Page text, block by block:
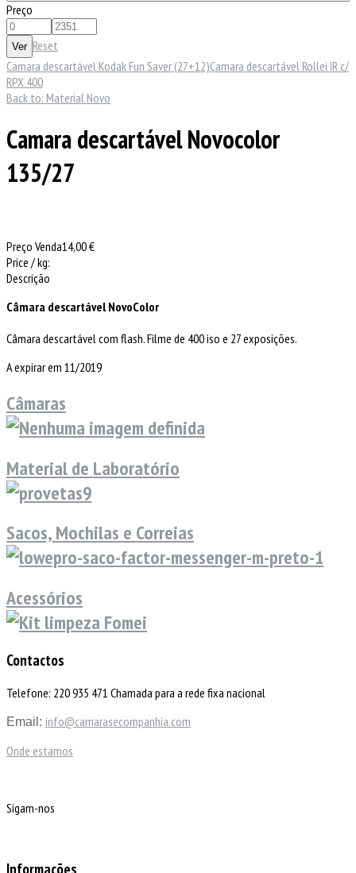
Preço
Reset
Camara descartável Kodak Fun Saver (27+12)Camara descartável Rollei IR c/
RPX 400
Back to: Material Novo
Camara descartável Novocolor
135/27
Preço Venda14,00 €
Price / kg:
Descrição
Câmara descartável NovoColor
Câmara descartável com flash. Filme de 400 iso e 27 exposições.
A expirar em 11/2019
Câmaras
Material de Laboratório
Sacos, Mochilas e Correias
Acessórios
Contactos
Telefone: 220 935 471 Chamada para a rede fixa nacional
Email: info@camarasecompanhia.com
Onde estamos
Sigam-nos
Informações